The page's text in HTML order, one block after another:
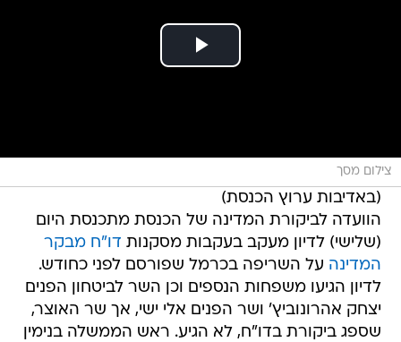
צילום מסך
(באדיבות ערוץ הכנסת)
הוועדה לביקורת המדינה של הכנסת מתכנסת היום
(שלישי) לדיון מעקב בעקבות מסקנות דו"ח מבקר
המדינה על השריפה בכרמל שפורסם לפני כחודש.
לדיון הגיעו משפחות הנספים וכן השר לביטחון הפנים
יצחק אהרונוביץ' ושר הפנים אלי ישי, אך שר האוצר,
שספג ביקורת בדו"ח, לא הגיע. ראש הממשלה בנימין